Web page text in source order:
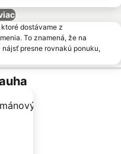
dostávame z
To znamená, že na
presne rovnakú ponuku,